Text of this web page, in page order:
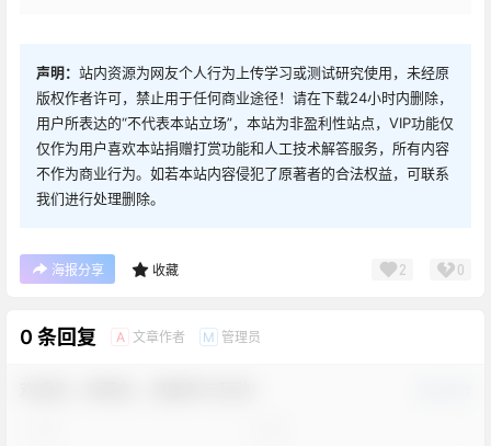
声明： 站内资源为网友个人行为上传学习或测试研究使用，未经原
版权作者许可，禁止用于任何商业途径！请在下载24小时内删除，
用户所表达的“不代表本站立场”，本站为非盈利性站点，VIP功能仅
仅作为用户喜欢本站捐赠打赏功能和人工技术解答服务，所有内容
不作为商业行为。如若本站内容侵犯了原著者的合法权益，可联系
我们进行处理删除。
海报分享 收藏 2 0
0 条回复 A 文章作者 M 管理员